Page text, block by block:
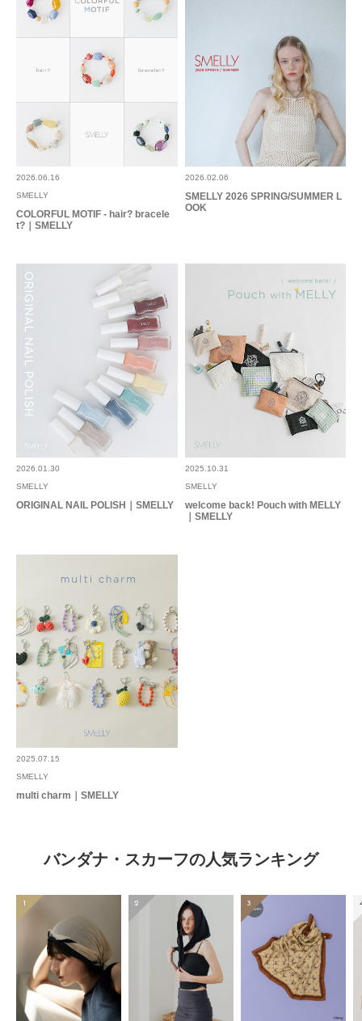
2026.06.16
SMELLY
COLORFUL MOTIF - hair? bracele
t?｜SMELLY
2026.02.06
SMELLY 2026 SPRING/SUMMER L
OOK
2026.01.30
SMELLY
ORIGINAL NAIL POLISH｜SMELLY
2025.10.31
SMELLY
welcome back! Pouch with MELLY
｜SMELLY
2025.07.15
SMELLY
multi charm｜SMELLY
バンダナ・スカーフの人気ランキング
1 2 3